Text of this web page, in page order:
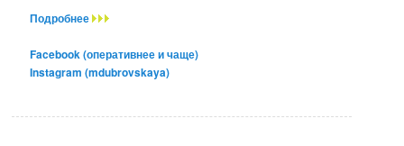
Подробнее
Facebook (оперативнее и чаще)
Instagram (mdubrovskaya)